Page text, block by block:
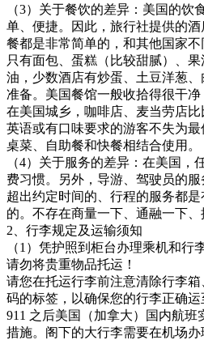
（3）关于餐饮的差异：美国的饮
单、便捷。因此，旅行社提供的
餐都是非常简单的，和其他国家
只有面包、蛋糕（比较甜腻）、
油，少数酒店有炒蛋、土豆洋葱
准备。美国餐馆一般收拾得很干净
在美国城乡，咖啡店、麦当劳店
英语或有口味要求的游客不失为
桌菜、自助餐和快餐相结合使用。
（4）关于服务的差异：在美国，
费习惯。另外，导游、驾驶员的
超出约定时间的、行程的服务都
的。不存在商量一下、通融一下、
2、行李规定及运输须知
（1）凭护照到柜台办理乘机和行
请勿将贵重物品托运！
请您在托运行李前注意清除行李
码的标签，以确保您的行李正确运
911 之后美国（加拿大）国内航班
措施。阁下的大行李需要在机场